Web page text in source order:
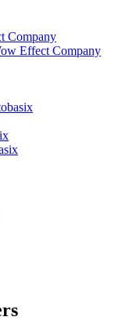
Company
Effect Company